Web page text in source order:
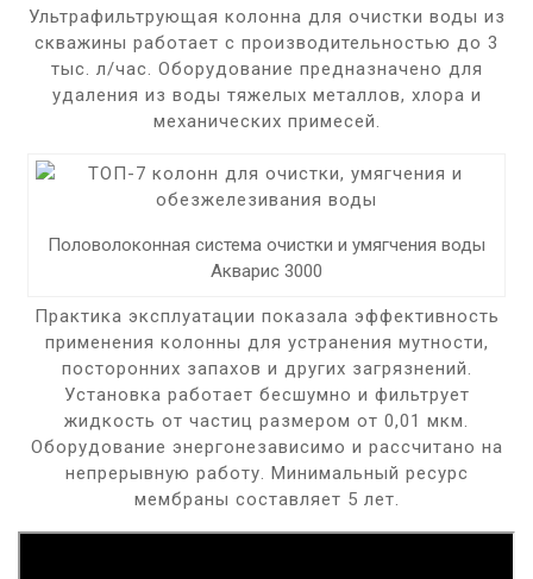
Ультрафильтрующая колонна для очистки воды из
скважины работает с производительностью до 3
тыс. л/час. Оборудование предназначено для
удаления из воды тяжелых металлов, хлора и
механических примесей.
Половолоконная система очистки и умягчения воды
Акварис 3000
Практика эксплуатации показала эффективность
применения колонны для устранения мутности,
посторонних запахов и других загрязнений.
Установка работает бесшумно и фильтрует
жидкость от частиц размером от 0,01 мкм.
Оборудование энергонезависимо и рассчитано на
непрерывную работу. Минимальный ресурс
мембраны составляет 5 лет.